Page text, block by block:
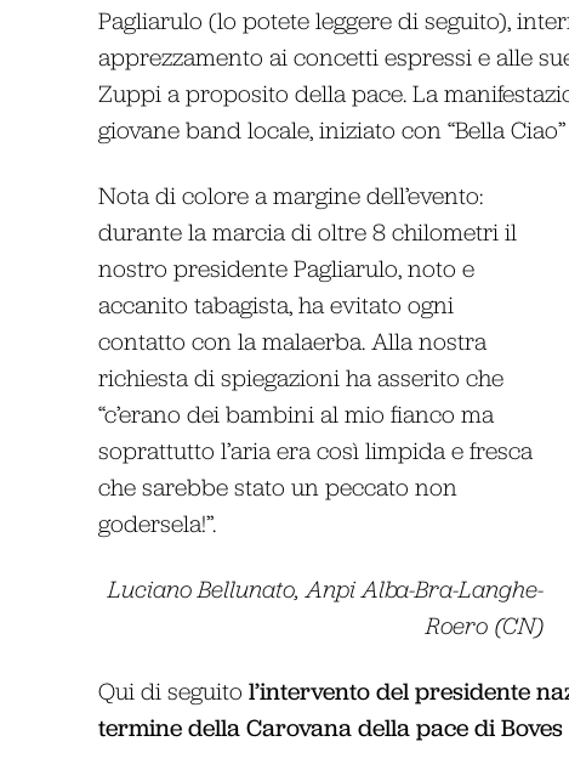
Pagliarulo (lo potete leggere di seguito),
apprezzamento ai concetti espressi e alle
Zuppi a proposito della pace. La
giovane band locale, iniziato con “Bella
Nota di colore a margine dell’evento:
durante la marcia di oltre 8 chilometri il
nostro presidente Pagliarulo, noto e
accanito tabagista, ha evitato ogni
contatto con la malaerba. Alla nostra
richiesta di spiegazioni ha asserito che
“c’erano dei bambini al mio fianco ma
soprattutto l’aria era così limpida e fresca
che sarebbe stato un peccato non
godersela!”.
Luciano Bellunato, Anpi Alba-Bra-Langhe-
Roero (CN)
Qui di seguito l’intervento del presidente
termine della Carovana della pace di Boves